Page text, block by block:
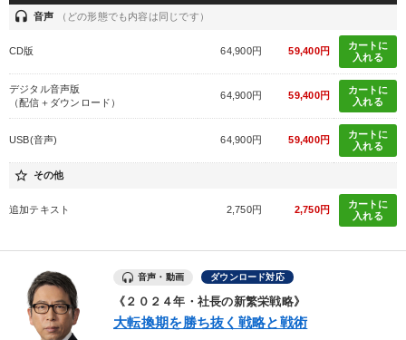
headset 音声 （どの形態でも内容は同じです）
CD版 64,900円 59,400円
カートに
入れる
デジタル音声版
（配信＋ダウンロード）
64,900円 59,400円
カートに
入れる
USB(音声) 64,900円 59,400円
カートに
入れる
star_border その他
追加テキスト 2,750円 2,750円
カートに
入れる
音声・動画 ダウンロード対応
《２０２４年・社長の新繁栄戦略》
大転換期を勝ち抜く戦略と戦術